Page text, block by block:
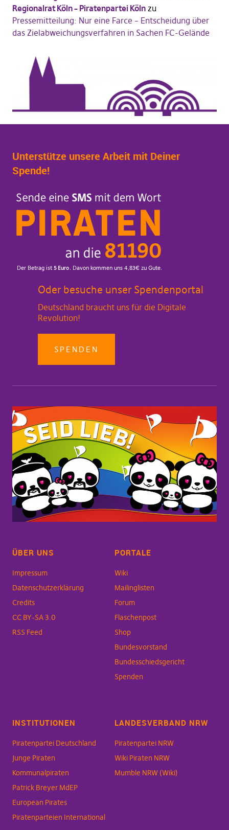
Regionalrat Köln – Piratenpartei Kölnzu
Pressemitteilung: Nur eine Farce – Entscheidung über
das Zielabweichungsverfahren in Sachen FC-Gelände
Unterstütze unsere Arbeit mit Deiner
Spende!
Oder besuche unser Spendenportal
Deutschland braucht uns für die Digitale
Revolution!
SPENDEN
ÜBER UNS
Impressum
Datenschutzerklärung
Credits
CC BY-SA 3.0
RSS Feed
PORTALE
Wiki
Mailinglisten
Forum
Flaschenpost
Shop
Bundesvorstand
Bundesschiedsgericht
Spenden
INSTITUTIONEN
Piratenpartei Deutschland
Junge Piraten
Kommunalpiraten
Patrick Breyer MdEP
European Pirates
Piratenparteien International
LANDESVERBAND NRW
Piratenpartei NRW
Wiki Piraten NRW
Mumble NRW (Wiki)